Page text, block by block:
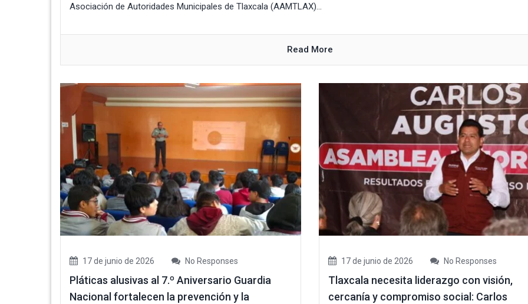
Asociación de Autoridades Municipales de Tlaxcala (AAMTLAX)...
Read More
17 de junio de 2026 No Responses
Pláticas alusivas al 7.º Aniversario Guardia
Nacional fortalecen la prevención y la
17 de junio de 2026 No Responses
Tlaxcala necesita liderazgo con visión,
cercanía y compromiso social: Carlos